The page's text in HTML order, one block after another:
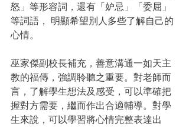
怒」等形容詞，還有「妒忌」「委屈」
等詞語， 明顯希望別人多些了解自己的
心情。
巫家傑副校長補充，善意溝通一如天主
教的福傳，強調聆聽之重要。對老師而
言，了解學生想法及感受，可以準確把
握對方需要，繼而作出合適輔導。對學
生來說，可以學習將心情完整表達出